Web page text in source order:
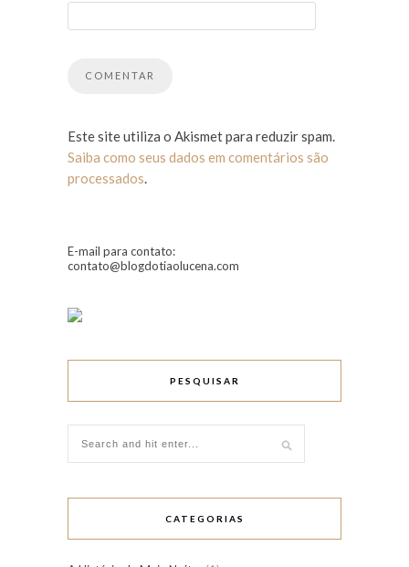
Este site utiliza o Akismet para reduzir spam.
Saiba como seus dados em comentários são
processados.
E-mail para contato:
contato@blogdotiaolucena.com
PESQUISAR
CATEGORIAS